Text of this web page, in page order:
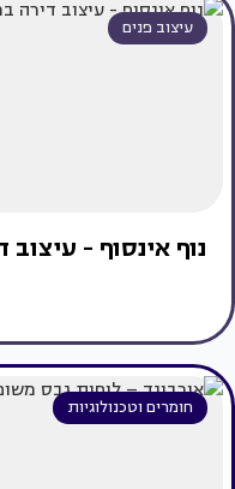
עיצוב פנים
נוף אינסוף -
חומרים וטכנולוגיות